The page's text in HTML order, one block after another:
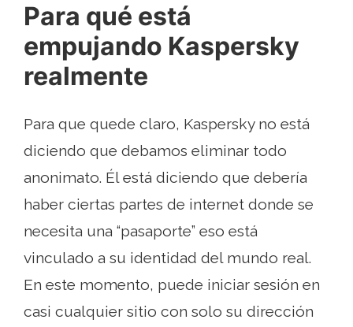
Para qué está
empujando Kaspersky
realmente
Para que quede claro, Kaspersky no está
diciendo que debamos eliminar todo
anonimato. Él está diciendo que debería
haber ciertas partes de internet donde se
necesita una “pasaporte” eso está
vinculado a su identidad del mundo real.
En este momento, puede iniciar sesión en
casi cualquier sitio con solo su dirección